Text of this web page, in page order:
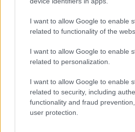
I want to allow Google to enable
related to functionality of the
I want to allow Google to enable
related to personalization.
I want to allow Google to enable
related to security, including
functionality and fraud
user protection.
“Nabagacilvēki…”
raisa jautājumus
Lasīt citas